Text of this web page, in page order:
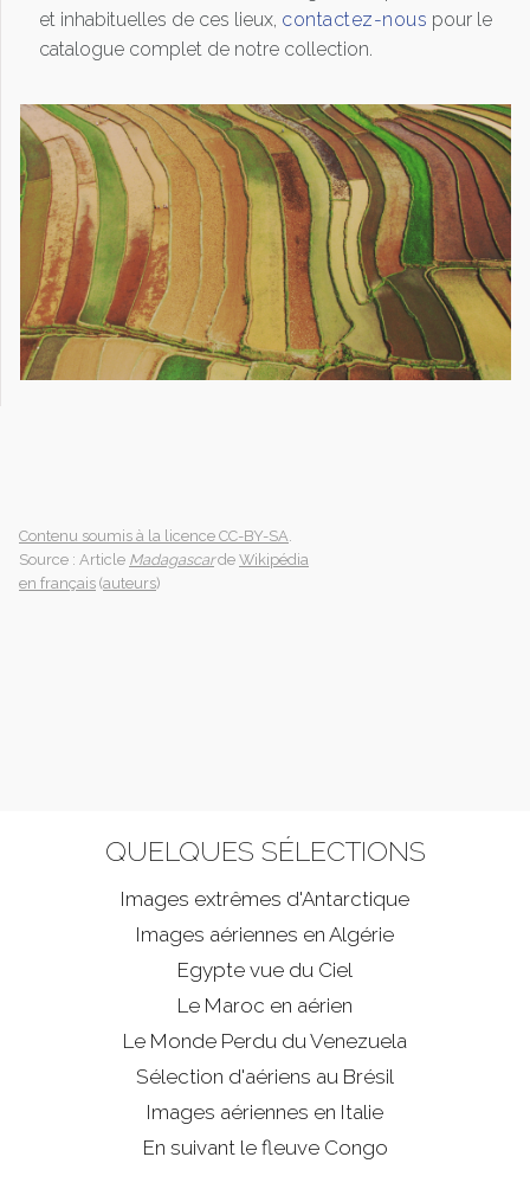
et inhabituelles de ces lieux, contactez-nous pour le
catalogue complet de notre collection.
Contenu soumis à la licence CC-BY-SA.
Source : Article Madagascarde Wikipédia
en français (auteurs)
QUELQUES SÉLECTIONS
Images extrêmes d'Antarctique
Images aériennes en Algérie
Egypte vue du Ciel
Le Maroc en aérien
Le Monde Perdu du Venezuela
Sélection d'aériens au Brésil
Images aériennes en Italie
En suivant le fleuve Congo